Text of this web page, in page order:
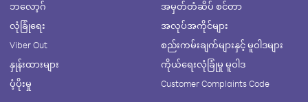
ဘလော့ဂ်
လုံခြုံရေး
Viber Out
နှုန်းထားများ
ပံ့ပိုးမှု
အမှတ်တံဆိပ် စင်တာ
အလုပ်အကိုင်များ
စည်းကမ်းချက်များနှင့် မူဝါဒများ
ကိုယ်ရေးလုံခြုံမှု မူဝါဒ
Customer Complaints Code